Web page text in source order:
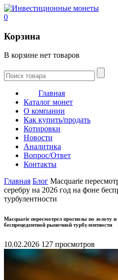
0
Корзина
В корзине нет товаров
Главная
Каталог монет
О компании
Как купить/продать
Котировки
Новости
Аналитика
Вопрос/Ответ
Контакты
Главная Блог Macquarie
серебру на 2026 год на фоне
турбулентности
Macquarie пересмотрел прогнозы по золоту
беспрецедентной рыночной турбулентности
10.02.2026 127 просмотров